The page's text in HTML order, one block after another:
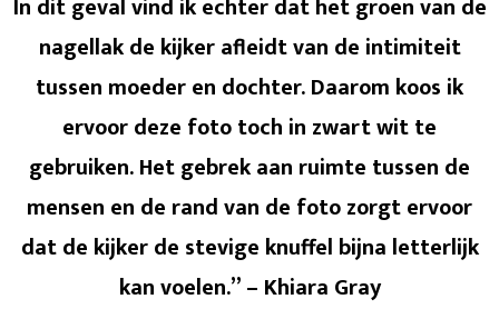
In dit geval vind ik echter dat het groen van de
nagellak de kijker afleidt van de intimiteit
tussen moeder en dochter. Daarom koos ik
ervoor deze foto toch in zwart wit te
gebruiken. Het gebrek aan ruimte tussen de
mensen en de rand van de foto zorgt ervoor
dat de kijker de stevige knuffel bijna letterlijk
kan voelen.” – Khiara Gray